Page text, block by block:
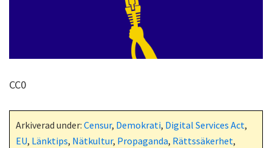
CC0
Arkiverad under: Censur, Demokrati, Digital Services Act,
EU, Länktips, Nätkultur, Propaganda, Rättssäkerhet,